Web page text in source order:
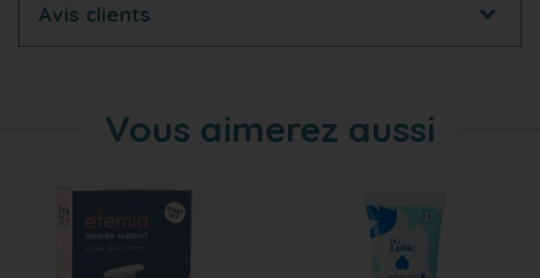
Avis clients
Vous aimerez aussi